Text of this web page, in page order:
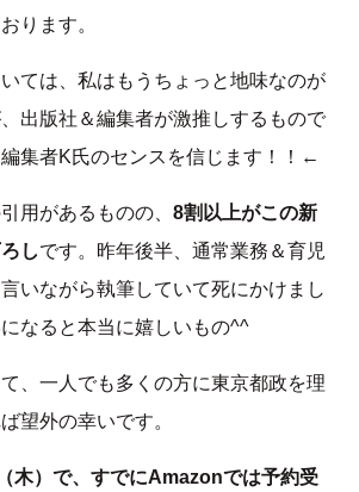
ります。
ては、私はもうちょっと地味なのが
出版社＆編集者が激推しするもので
集者K氏のセンスを信じます！！←
用があるものの、 8割以上がこの新
しです。昨年後半、通常業務＆育児
いながら執筆していて死にかけまし
なると本当に嬉しいもの^^
、一人でも多くの方に東京都政を理
望外の幸いです。
木）で、すでにAmazonでは予約受